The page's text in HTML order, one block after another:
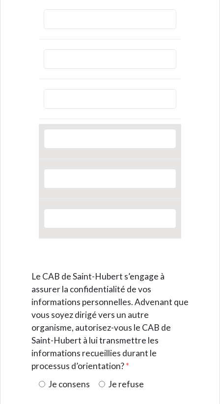
Le CAB de Saint-Hubert s’engage à
assurer la confidentialité de vos
informations personnelles. Advenant que
vous soyez dirigé vers un autre
organisme, autorisez-vous le CAB de
Saint-Hubert à lui transmettre les
informations recueillies durant le
processus d’orientation?*
Je consens
Je refuse